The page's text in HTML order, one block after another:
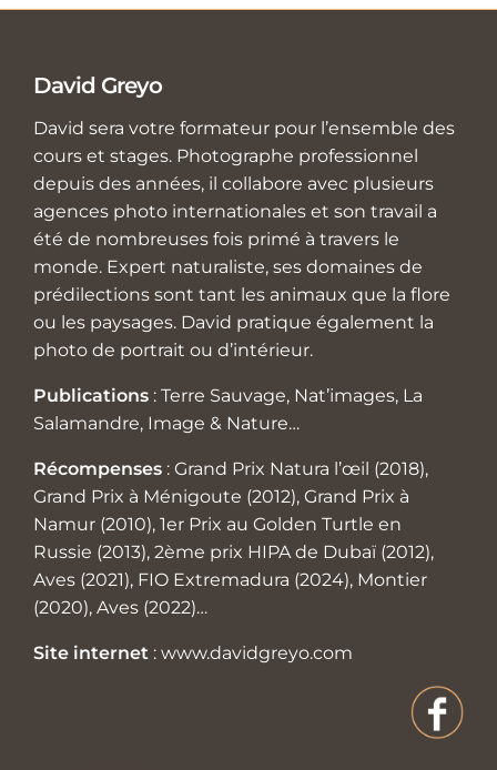
David Greyo
David sera votre formateur pour l’ensemble des
cours et stages. Photographe professionnel
depuis des années, il collabore avec plusieurs
agences photo internationales et son travail a
été de nombreuses fois primé à travers le
monde. Expert naturaliste, ses domaines de
prédilections sont tant les animaux que la flore
ou les paysages. David pratique également la
photo de portrait ou d’intérieur.
Publications : Terre Sauvage, Nat’images, La
Salamandre, Image & Nature…
Récompenses : Grand Prix Natura l’œil (2018),
Grand Prix à Ménigoute (2012), Grand Prix à
Namur (2010), 1er Prix au Golden Turtle en
Russie (2013), 2ème prix HIPA de Dubaï (2012),
Aves (2021), FIO Extremadura (2024), Montier
(2020), Aves (2022)…
Site internet : www.davidgreyo.com